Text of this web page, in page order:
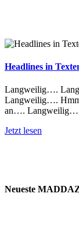
Headlines in
Langweilig….
Langweilig….
an…. Langweilig….
Jetzt lesen
Neueste